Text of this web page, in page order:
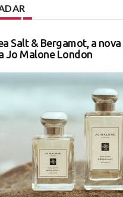
Salt & Bergamot, a
Jo Malone London